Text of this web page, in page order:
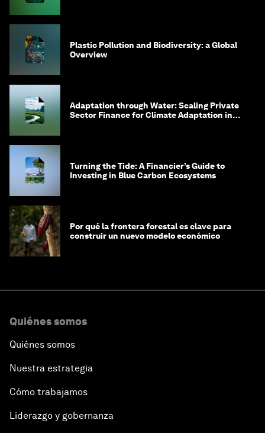
Plastic Pollution and Biodiversity: a Global
Overview
Adaptation through Water: Scaling Private
Sector Finance for Climate Adaptation in
Turning the Tide: A Financier’s Guide to
Investing in Blue Carbon Ecosystems
Por qué la frontera forestal es clave para
construir un nuevo modelo económico
Quiénes somos
Quiénes somos
Nuestra estrategia
Cómo trabajamos
Liderazgo y gobernanza